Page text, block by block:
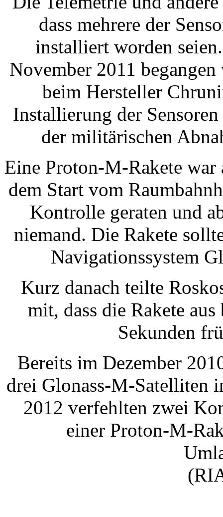
dass mehrere der
installiert worden
November 2011
beim Hersteller
Installierung der
der militärischen
Eine Proton-M-Rakete war
dem Start vom
Kontrolle geraten und
niemand. Die Rakete
Navigationssystem
Kurz danach teilte
mit, dass die Rakete
Sekunden
Bereits im Dezember
drei Glonass-M-Satelliten
2012 verfehlten zwei
einer Proton-M-